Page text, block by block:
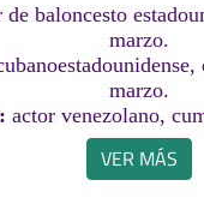
de baloncesto
marzo.
marzo.
actor venezolano,
VER MÁS